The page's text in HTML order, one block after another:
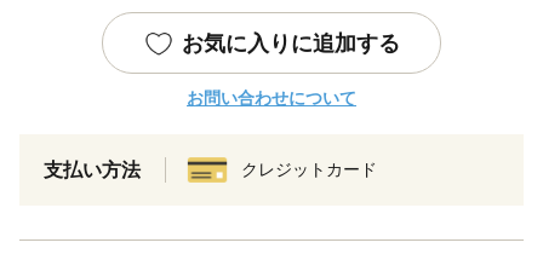
お気に入りに追加する
お問い合わせについて
支払い方法 クレジットカード